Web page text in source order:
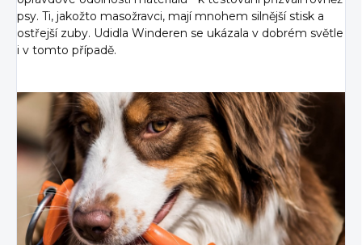
psy. Ti, jakožto masožravci, mají mnohem silnější stisk a
ostřejší zuby. Udidla Winderen se ukázala v dobrém světle
i v tomto případě.